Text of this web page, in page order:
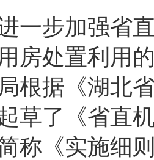
步加强省直
房处置利用
根据《湖北
草了《省直
简称《实施细